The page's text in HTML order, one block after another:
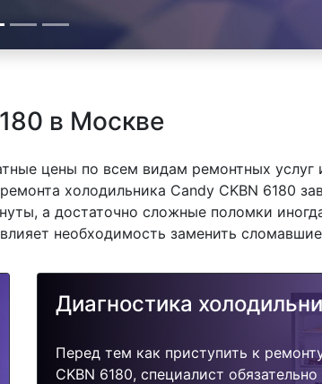
в Москве
цены по всем видам ремонтных услуг
холодильника Candy CKBN 6180
а достаточно сложные поломки
необходимость заменить
Диагностика
Перед тем как приступить к
CKBN 6180, специалист